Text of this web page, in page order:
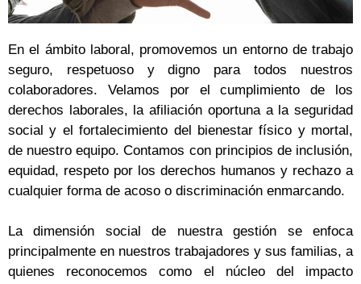
En el ámbito laboral, promovemos un entorno de trabajo
seguro, respetuoso y digno para todos nuestros
colaboradores. Velamos por el cumplimiento de los
derechos laborales, la afiliación oportuna a la seguridad
social y el fortalecimiento del bienestar físico y mortal,
de nuestro equipo. Contamos con principios de inclusión,
equidad, respeto por los derechos humanos y rechazo a
cualquier forma de acoso o discriminación enmarcando.
La dimensión social de nuestra gestión se enfoca
principalmente en nuestros trabajadores y sus familias, a
quienes reconocemos como el núcleo del impacto